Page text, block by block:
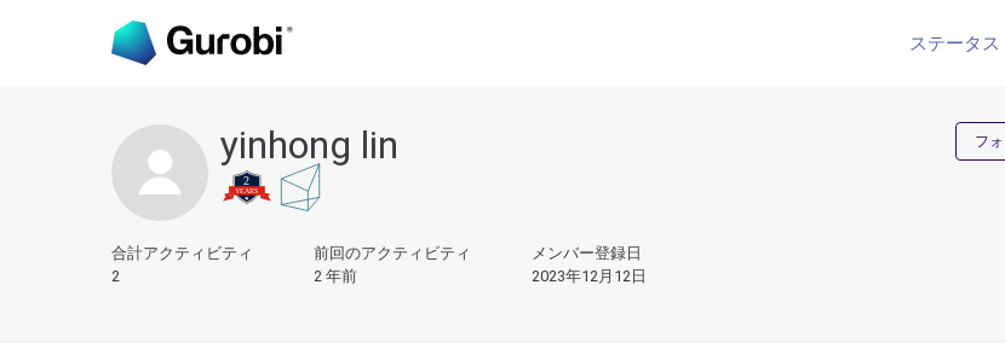
ステータス
yinhong lin フ
合計アクティビティ
2
前回のアクティビティ
2 年前
メンバー登録日
2023年12月12日